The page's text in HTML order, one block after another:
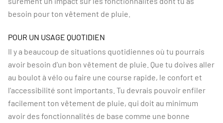
besoin pour ton vêtement de pluie.
POUR UN USAGE QUOTIDIEN
Il y a beaucoup de situations quotidiennes où tu pourrais
avoir besoin d'un bon vêtement de pluie. Que tu doives aller
au boulot à vélo ou faire une course rapide, le confort et
l'accessibilité sont importants. Tu devrais pouvoir enfiler
facilement ton vêtement de pluie, qui doit au minimum
avoir des fonctionnalités de base comme une bonne